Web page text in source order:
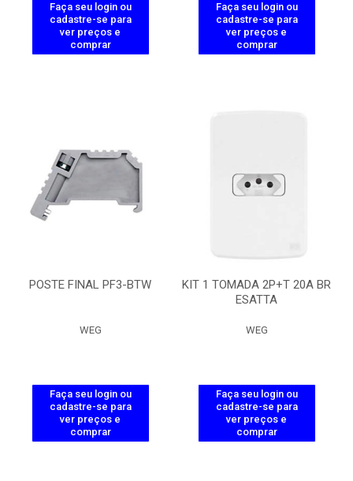
Faça seu login ou
cadastre-se para
ver preços e
comprar
Faça seu login ou
cadastre-se para
ver preços e
comprar
POSTE FINAL PF3-BTW
WEG
Faça seu login ou
cadastre-se para
ver preços e
comprar
KIT 1 TOMADA 2P+T 20A BR
ESATTA
WEG
Faça seu login ou
cadastre-se para
ver preços e
comprar